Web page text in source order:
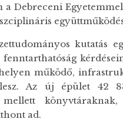
a Debreceni
kutatás
működő,
Az új épület 42
könyvtáraknak,
ad.